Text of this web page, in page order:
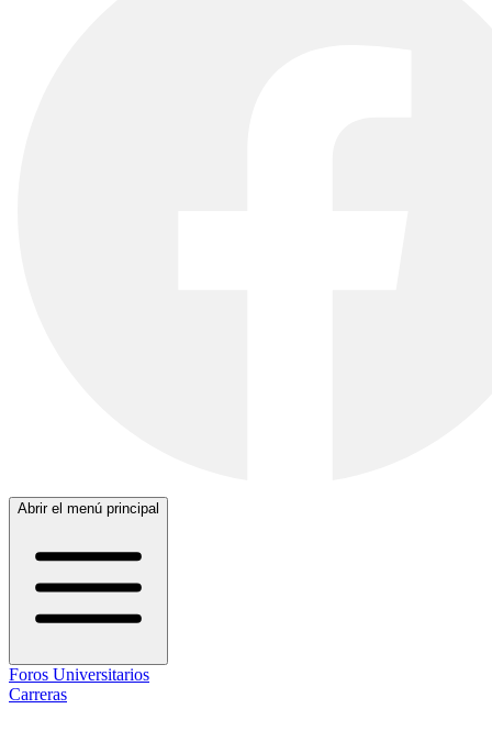
Abrir el menú principal
Foros Universitarios
Carreras